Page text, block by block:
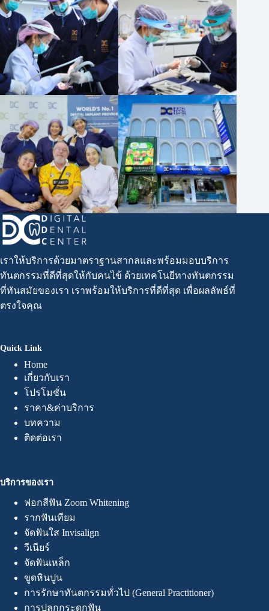
เราให้บริการด้วยมาตราฐานสากลและพร้อมมอบบริการ
ทันตกรรมที่ดีที่สุดให้กับคนไข้ ด้วยเทคโนยีทางทันตกรรม
ที่ทันสมัยของเรา เราพร้อมให้บริการที่ดีที่สุด เพื่อผลลัพธ์ที่
ตรงใจคุณ
Quick Link
Home
เกี่ยวกับเรา
โปรโมชั่น
ราคา&ค่าบริการ
บทความ
ติดต่อเรา
บริการของเรา
ฟอกสีฟัน Zoom Whitening
รากฟันเทียม
จัดฟันใส Invisalign
วีเนียร์
จัดฟันเหล็ก
ขูดหินปูน
การรักษาทันตกรรมทั่วไป (General Practitioner)
การปลูกกระดูกฟัน